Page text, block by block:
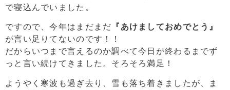
で寝込んでいました。
ですので、今年はまだまだ 『あけましておめでとう』
が言い足りてないのです！！
だからいつまで言えるのか調べて今日が終わるまでず
っと言い続けてきました。そろそろ満足！
ようやく寒波も過ぎ去り、雪も落ち着きましたが、ま